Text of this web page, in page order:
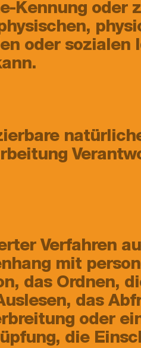
Kennung oder
oder sozialen
Verfahren
mit
das Ordnen,
das
oder
die